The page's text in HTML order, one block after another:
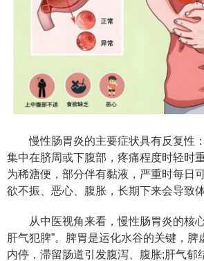
慢性肠胃炎的主要症状具有反复性
集中在脐周或下腹部，疼痛程度时轻时
为稀溏便，部分伴有黏液，严重时每日
欲不振、恶心、腹胀，长期下来会导致
从中医视角来看，慢性肠胃炎的核心
肝气犯脾”。脾胃是运化水谷的关键，脾
内停，滞留肠道引发腹泻、腹胀;肝气郁